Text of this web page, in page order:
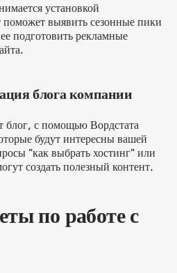
установкой
выявить сезонные пики
подготовить рекламные
блога компании
блог, с помощью Вордстата
будут интересны вашей
"как выбрать хостинг" или
создать полезный контент.
по работе с